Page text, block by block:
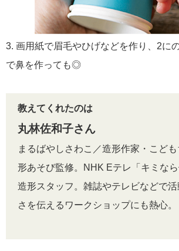
3. 画用紙で眉毛やひげなどを作り、2に
で鼻を作っても◎
教えてくれたのは
丸林佐和子さん
まるばやしさわこ／造形作家・こど
形あそび監修。NHK Eテレ「キミな
造形スタッフ。雑誌やテレビなどで
さを伝えるワークショップにも熱心。